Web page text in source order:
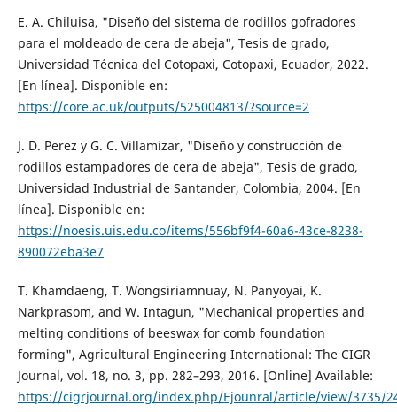
E. A. Chiluisa, "Diseño del sistema de rodillos gofradores
para el moldeado de cera de abeja", Tesis de grado,
Universidad Técnica del Cotopaxi, Cotopaxi, Ecuador, 2022.
[En línea]. Disponible en:
https://core.ac.uk/outputs/525004813/?source=2
J. D. Perez y G. C. Villamizar, "Diseño y construcción de
rodillos estampadores de cera de abeja", Tesis de grado,
Universidad Industrial de Santander, Colombia, 2004. [En
línea]. Disponible en:
https://noesis.uis.edu.co/items/556bf9f4-60a6-43ce-8238-
890072eba3e7
T. Khamdaeng, T. Wongsiriamnuay, N. Panyoyai, K.
Narkprasom, and W. Intagun, "Mechanical properties and
melting conditions of beeswax for comb foundation
forming", Agricultural Engineering International: The CIGR
Journal, vol. 18, no. 3, pp. 282–293, 2016. [Online] Available:
https://cigrjournal.org/index.php/Ejounral/article/view/3735/